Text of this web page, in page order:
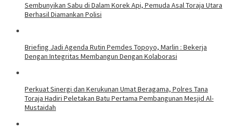
Sembunyikan Sabu di Dalam Korek Api, Pemuda Asal Toraja Utara
Berhasil Diamankan Polisi
Briefing Jadi Agenda Rutin Pemdes Topoyo, Marlin : Bekerja
Dengan Integritas Membangun Dengan Kolaborasi
Perkuat Sinergi dan Kerukunan Umat Beragama, Polres Tana
Toraja Hadiri Peletakan Batu Pertama Pembangunan Mesjid Al-
Mustaidah